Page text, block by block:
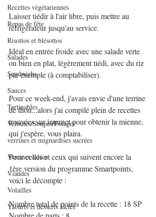
Recettes végétariennes
Repas de fête
Risottos et blésottos
Salades
Sandwichs
Sauces
Tartinables
Veloutés/Soupes/Potages
verrines et mignardises sucrées
Verrines salées
Viandes
Volailles
Yaourts et desserts lactés
Laisser tiédir à l'air libre, puis mettre au
réfrigérateur jusqu'au service.
Idéal en entrée froide avec une salade verte
ou bien en plat, légèrement tiédi, avec du riz
par exemple (à comptabiliser).
Pour ce week-end, j'avais envie d'une terrine
de thon...alors j'ai compilé plein de recettes
trouvées sur internet pour obtenir la mienne,
qui j'espère, vous plaira.
Pour celles et ceux qui suivent encore la
1ère version du programme Smartpoints,
voici le décompte :
Nombre total de points de la recette : 18 SP